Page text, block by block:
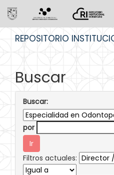
REPOSITORIO
Buscar
Buscar:
por
Filtros actuales: